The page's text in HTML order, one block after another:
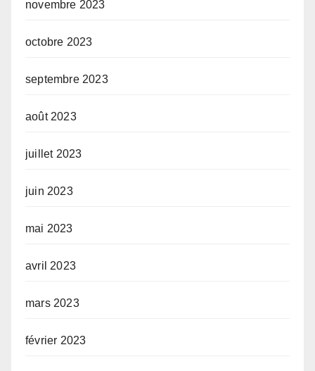
novembre 2023
octobre 2023
septembre 2023
août 2023
juillet 2023
juin 2023
mai 2023
avril 2023
mars 2023
février 2023